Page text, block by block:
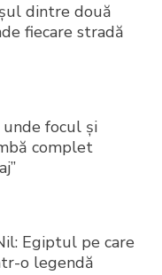
dintre două
fiecare stradă
unde focul și
complet
Egiptul pe care
o legendă